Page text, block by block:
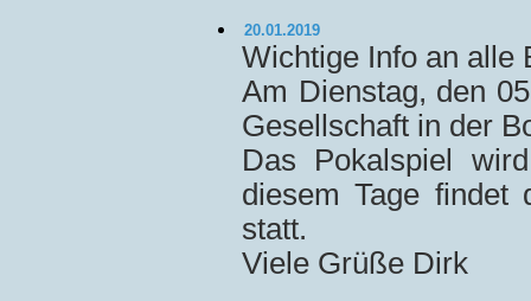
20.01.2019
Wichtige Info an alle
Am Dienstag, den
Gesellschaft in der
Das Pokalspiel
diesem Tage findet
statt.
Viele Grüße Dirk